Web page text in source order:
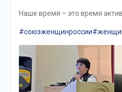
​Наше время – это время
#союзженщинроссии